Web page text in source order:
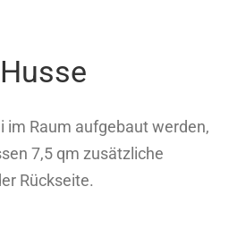
im Raum aufgebaut werden,
7,5 qm zusätzliche
Rückseite.